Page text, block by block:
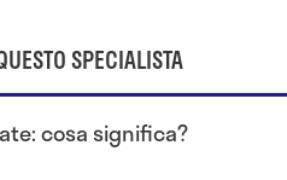
SPECIALISTA
cosa significa?